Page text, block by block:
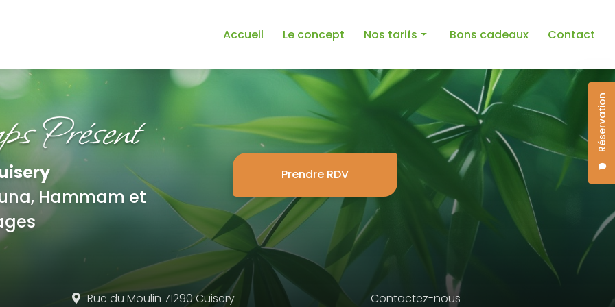
Réservation
Accueil
Le concept Nos tarifs
Spa
Massages
Bons cadeaux Contact
Hammam et
Prendre RDV
Rue du Moulin 71290 Cuisery Contactez-nous